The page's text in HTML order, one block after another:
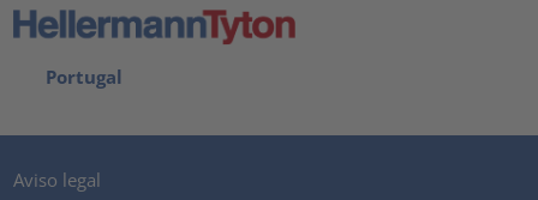
Portugal
Aviso legal